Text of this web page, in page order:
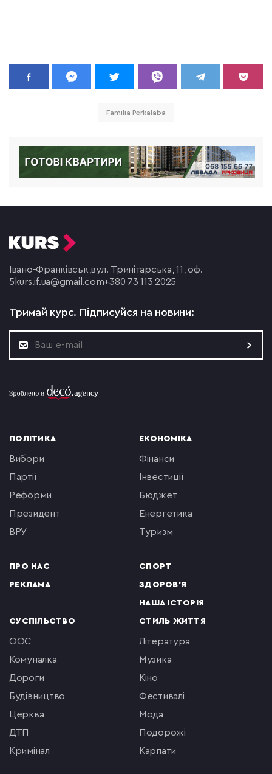
Familia Perkalaba
Івано-Франківськ,вул. Тринітарська, 11, оф.
5 kurs.if.ua@gmail.com+380 73 113 2025
Тримай курс. Підписуйся на новини:
ПОЛІТИКА
вибори
партії
реформи
президент
ВРУ
ПРО НАС
РЕКЛАМА
ЕКОНОМІКА
фінанси
інвестиції
бюджет
енергетика
туризм
СПОРТ
ЗДОРОВ'Я
НАША ІСТОРІЯ
СУСПІЛЬСТВО
ООС
комуналка
Дороги
будівництво
церква
ДТП
кримінал
СТИЛЬ ЖИТТЯ
література
музика
кіно
фестивалі
мода
подорожі
Карпати